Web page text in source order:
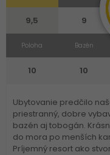
9,5 9
Poloha
10
Bazén
10
Ubytovanie predčilo
priestranný, dobre
bazén aj tobogán.
do mora po menších
Príjemný resort ako